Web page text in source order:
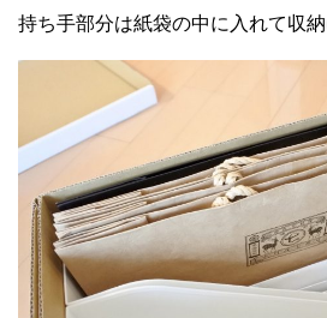
持ち手部分は紙袋の中に入れて収